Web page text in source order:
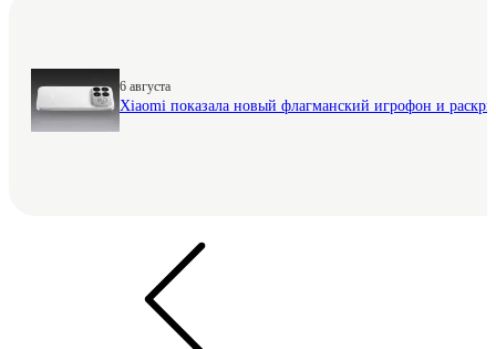
6 августа
Xiaomi показала новый флагманский игрофон и